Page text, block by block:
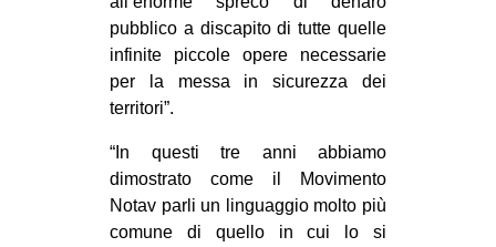
tw
SEARCH
pubblico a discapito di tutte quelle
infinite piccole opere necessarie
per la messa in sicurezza dei
territori”.
“In questi tre anni abbiamo
dimostrato come il Movimento
Notav parli un linguaggio molto più
comune di quello in cui lo si